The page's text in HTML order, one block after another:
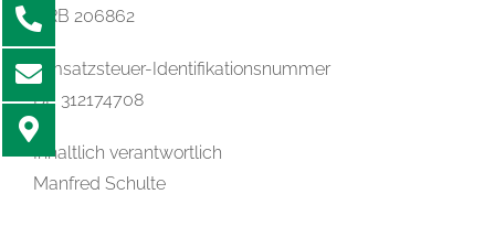
HRB 206862
Umsatzsteuer-Identifikationsnummer
DE 312174708
Inhaltlich verantwortlich
Manfred Schulte